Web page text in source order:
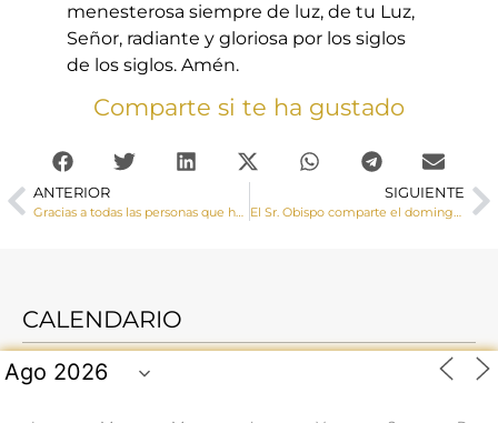
menesterosa siempre de luz, de tu Luz,
Señor, radiante y gloriosa por los siglos
de los siglos. Amén.
Comparte si te ha gustado
ANTERIOR SIGUIENTE
CALENDARIO